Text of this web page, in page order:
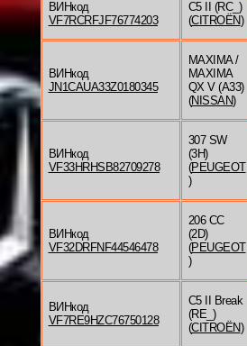
ВИНкод
VF7RCRFJF76774203
C5 II (RC_)
(CITROËN)
ВИНкод
JN1CAUA33Z0180345
MAXIMA /
MAXIMA
QX V (A33)
(NISSAN)
ВИНкод
VF33HRHSB82709278
307 SW
(3H)
(PEUGEOT
)
ВИНкод
VF32DRFNF44546478
206 CC
(2D)
(PEUGEOT
)
ВИНкод
VF7RE9HZC76750128
C5 II Break
(RE_)
(CITROËN)